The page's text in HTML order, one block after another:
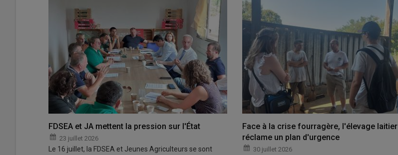
FDSEA et JA mettent la pression sur l'État
23 juillet 2026
Le 16 juillet, la FDSEA et Jeunes Agriculteurs se sont
Face à la crise fourragère, l'élevage laitier
réclame un plan d'urgence
30 juillet 2026